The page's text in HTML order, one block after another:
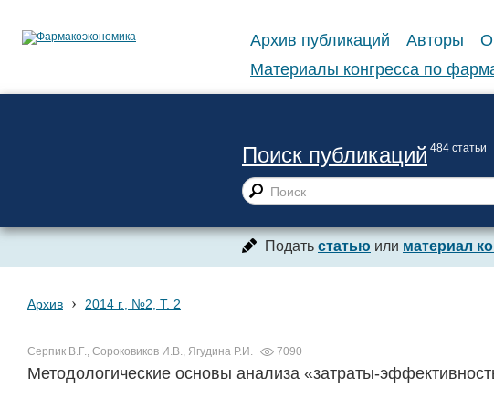
Архив публикаций Авторы
О
Материалы конгресса по
Поиск публикаций 484 статьи
Подать статью или материал
Архив › 2014 г., №2, Т. 2
Серпик В.Г., Сороковиков И.В., Ягудина Р.И. 7090
Методологические основы анализа «затраты-